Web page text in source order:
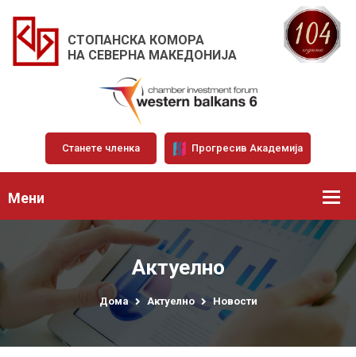
СТОПАНСКА КОМОРА
НА СЕВЕРНА МАКЕДОНИЈА
Станете членка Прогресив Академија
Мени
Актуелно
Дома Актуелно Новости